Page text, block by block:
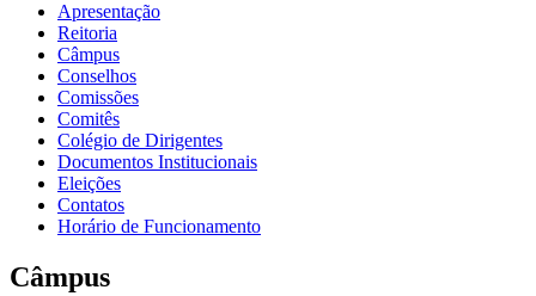
Apresentação
Reitoria
Câmpus
Conselhos
Comissões
Comitês
Colégio de Dirigentes
Documentos Institucionais
Eleições
Contatos
Horário de Funcionamento
Câmpus